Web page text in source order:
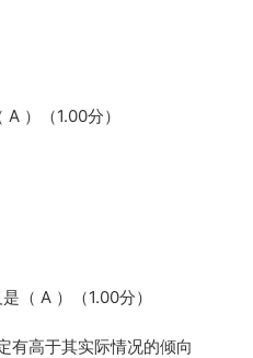
）（1.00分）
（ A ）（1.00分）
有高于其实际情况的倾向